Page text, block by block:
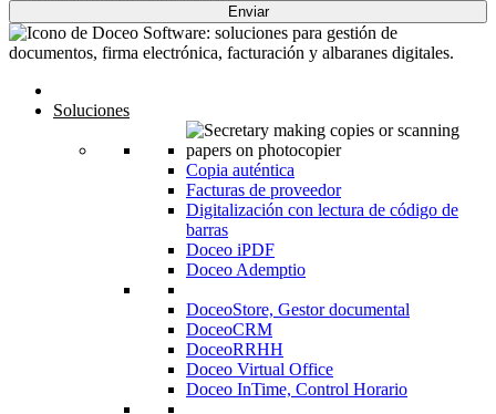
Soluciones
Copia auténtica
Facturas de proveedor
Digitalización con lectura de código de
barras
Doceo iPDF
Doceo Ademptio
DoceoStore, Gestor documental
DoceoCRM
DoceoRRHH
Doceo Virtual Office
Doceo InTime, Control Horario